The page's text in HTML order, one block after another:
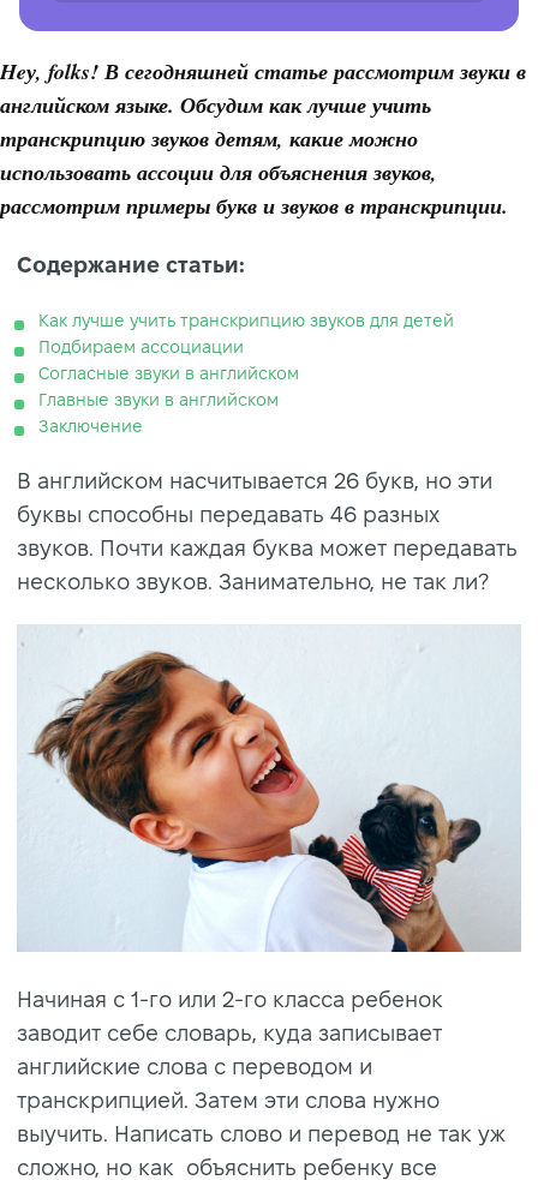
Heу, folks! В сегодняшней статье рассмотрим звуки в
английском языке. Обсудим как лучше учить
транскрипцию звуков детям, какие можно
использовать ассоции для объяснения звуков,
рассмотрим примеры букв и звуков в транскрипции.
Содержание статьи:
Как лучше учить транскрипцию звуков для детей
Подбираем ассоциации
Согласные звуки в английском
Главные звуки в английском
Заключение
В английском насчитывается 26 букв, но эти
буквы способны передавать 46 разных
звуков. Почти каждая буква может передавать
несколько звуков. Занимательно, не так ли?
Начиная с 1-го или 2-го класса ребенок
заводит себе словарь, куда записывает
английские слова с переводом и
транскрипцией. Затем эти слова нужно
выучить. Написать слово и перевод не так уж
сложно, но как объяснить ребенку все